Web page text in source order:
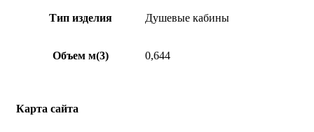
Тип изделия Душевые кабины
Объем м(3) 0,644
Карта сайта